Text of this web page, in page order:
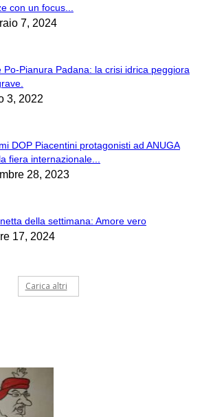
con un focus...
7, 2024
Po-Pianura Padana: la crisi idrica peggiora
3, 2022
DOP Piacentini protagonisti ad ANUGA
fiera internazionale...
28, 2023
della settimana: Amore vero
17, 2024
Carica altri